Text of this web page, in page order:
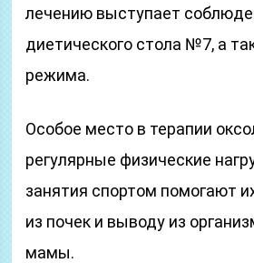
лечению выступает
диетического стола №7, а
режима.
Особое место в терапии
регулярные физические
занятия спортом помогают
из почек и выводу из
мамы.